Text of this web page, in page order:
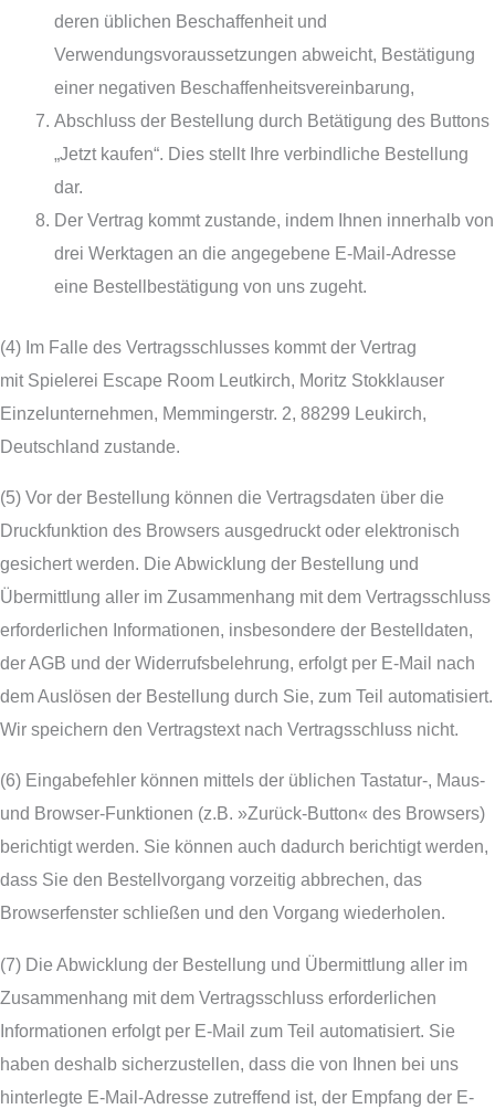
deren üblichen Beschaffenheit und
Verwendungsvoraussetzungen abweicht, Bestätigung
einer negativen Beschaffenheitsvereinbarung,
Abschluss der Bestellung durch Betätigung des Buttons
„Jetzt kaufen“. Dies stellt Ihre verbindliche Bestellung
dar.
Der Vertrag kommt zustande, indem Ihnen innerhalb von
drei Werktagen an die angegebene E-Mail-Adresse
eine Bestellbestätigung von uns zugeht.
(4) Im Falle des Vertragsschlusses kommt der Vertrag
mit Spielerei Escape Room Leutkirch, Moritz Stokklauser
Einzelunternehmen, Memmingerstr. 2, 88299 Leukirch,
Deutschland zustande.
(5) Vor der Bestellung können die Vertragsdaten über die
Druckfunktion des Browsers ausgedruckt oder elektronisch
gesichert werden. Die Abwicklung der Bestellung und
Übermittlung aller im Zusammenhang mit dem Vertragsschluss
erforderlichen Informationen, insbesondere der Bestelldaten,
der AGB und der Widerrufsbelehrung, erfolgt per E-Mail nach
dem Auslösen der Bestellung durch Sie, zum Teil automatisiert.
Wir speichern den Vertragstext nach Vertragsschluss nicht.
(6) Eingabefehler können mittels der üblichen Tastatur-, Maus-
und Browser-Funktionen (z.B. »Zurück-Button« des Browsers)
berichtigt werden. Sie können auch dadurch berichtigt werden,
dass Sie den Bestellvorgang vorzeitig abbrechen, das
Browserfenster schließen und den Vorgang wiederholen.
(7) Die Abwicklung der Bestellung und Übermittlung aller im
Zusammenhang mit dem Vertragsschluss erforderlichen
Informationen erfolgt per E-Mail zum Teil automatisiert. Sie
haben deshalb sicherzustellen, dass die von Ihnen bei uns
hinterlegte E-Mail-Adresse zutreffend ist, der Empfang der E-